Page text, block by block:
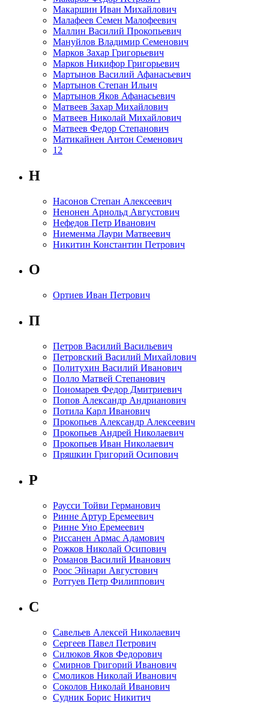
Макаршин Иван Михайлович
Малафеев Семен Малофеевич
Маллин Василий Прокопьевич
Мануйлов Владимир Семенович
Марков Захар Григорьевич
Марков Никифор Григорьевич
Мартынов Василий Афанасьевич
Мартынов Степан Ильич
Мартынов Яков Афанасьевич
Матвеев Захар Михайлович
Матвеев Николай Михайлович
Матвеев Федор Степанович
Матикайнен Антон Семенович
1 2
Н
Насонов Степан Алексеевич
Ненонен Арнольд Августович
Нефедов Петр Иванович
Ниеменма Лаури Матвеевич
Никитин Константин Петрович
О
Ортиев Иван Петрович
П
Петров Василий Васильевич
Петровский Василий Михайлович
Политухин Василий Иванович
Полло Матвей Степанович
Пономарев Федор Дмитриевич
Попов Александр Андрианович
Потила Карл Иванович
Прокопьев Александр Алексеевич
Прокопьев Андрей Николаевич
Прокопьев Иван Николаевич
Пряшкин Григорий Осипович
Р
Раусси Тойви Германович
Ринне Артур Еремеевич
Ринне Уно Еремеевич
Риссанен Армас Адамович
Рожков Николай Осипович
Романов Василий Иванович
Роос Эйнари Августович
Роттуев Петр Филиппович
С
Савельев Алексей Николаевич
Сергеев Павел Петрович
Силюков Яков Федорович
Смирнов Григорий Иванович
Смоликов Николай Иванович
Соколов Николай Иванович
Судник Борис Никитич